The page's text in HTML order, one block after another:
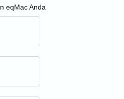
eqMac Anda